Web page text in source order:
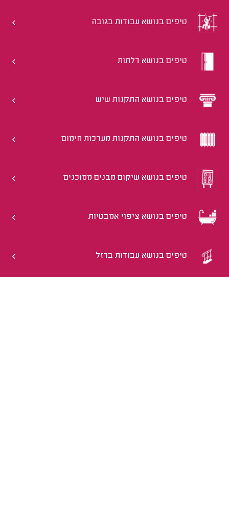
טיפים בנושא עבודות בגובה
טיפים בנושא דלתות
טיפים בנושא התקנות שיש
טיפים בנושא התקנות מערכות חימום
טיפים בנושא שיקום מבנים מסוכנים
טיפים בנושא ציפוי אמבטיות
טיפים בנושא עבודות ברזל